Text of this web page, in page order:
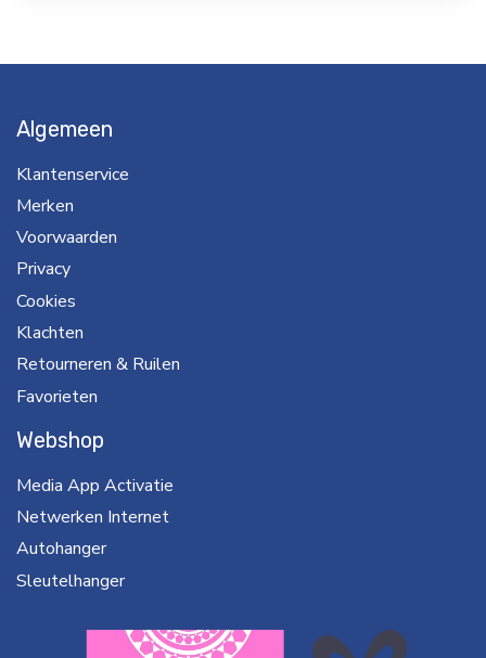
Algemeen
Klantenservice
Merken
Voorwaarden
Privacy
Cookies
Klachten
Retourneren & Ruilen
Favorieten
Webshop
Media App Activatie
Netwerken Internet
Autohanger
Sleutelhanger